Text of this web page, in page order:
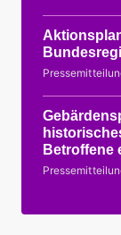
Betroffene